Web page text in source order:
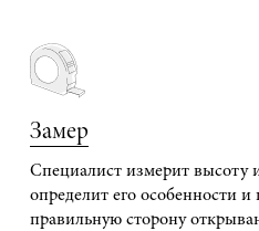
Замер
Специалист измерит высоту
определит его особенности
правильную сторону